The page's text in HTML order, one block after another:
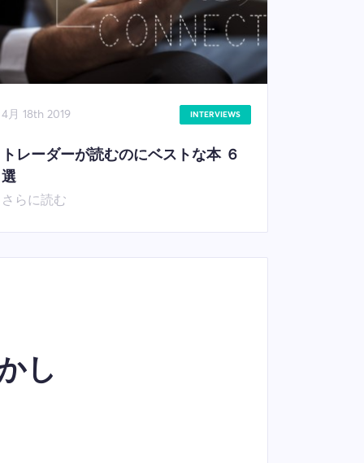
4月 18th 2019 INTERVIEWS
トレーダーが読むのにベストな本 ６
選
さらに読む
し